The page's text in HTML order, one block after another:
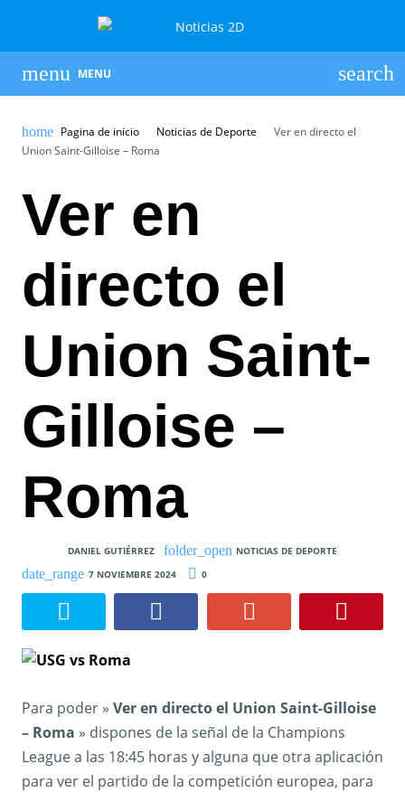
MENU
Pagina de inicio Noticias de Deporte
Ver en directo el
Union Saint-Gilloise – Roma
Ver en
directo el
Union Saint-
Gilloise –
Roma
DANIEL GUTIÉRREZ
NOTICIAS DE DEPORTE
7 NOVIEMBRE 2024
0
Para poder » Ver en directo el Union Saint-Gilloise
– Roma » dispones de la señal de la Champions
League a las 18:45 horas y alguna que otra aplicación
para ver el partido de la competición europea, para